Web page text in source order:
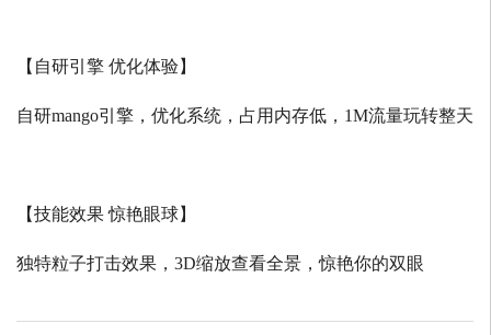
【自研引擎 优化体验】
自研mango引擎，优化系统，占用内存低， 1M流量玩转整天
【技能效果 惊艳眼球】
独特粒子打击效果， 3D缩放查看全景，惊艳你的双眼